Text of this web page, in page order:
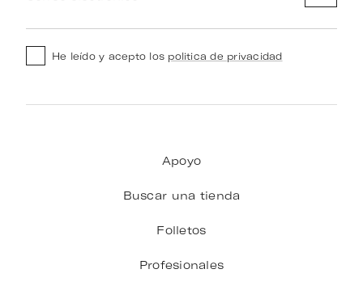
He leído y acepto los politica de privacidad
Apoyo
Buscar una tienda
Folletos
Profesionales